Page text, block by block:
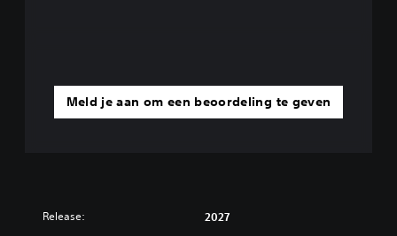
Meld je aan om een beoordeling te geven
Release: 2027